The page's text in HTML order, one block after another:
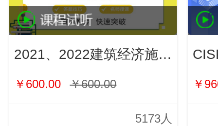
2021、2022建筑经济施工与管理（新）
￥600.00 ￥600.00
5173人
￥